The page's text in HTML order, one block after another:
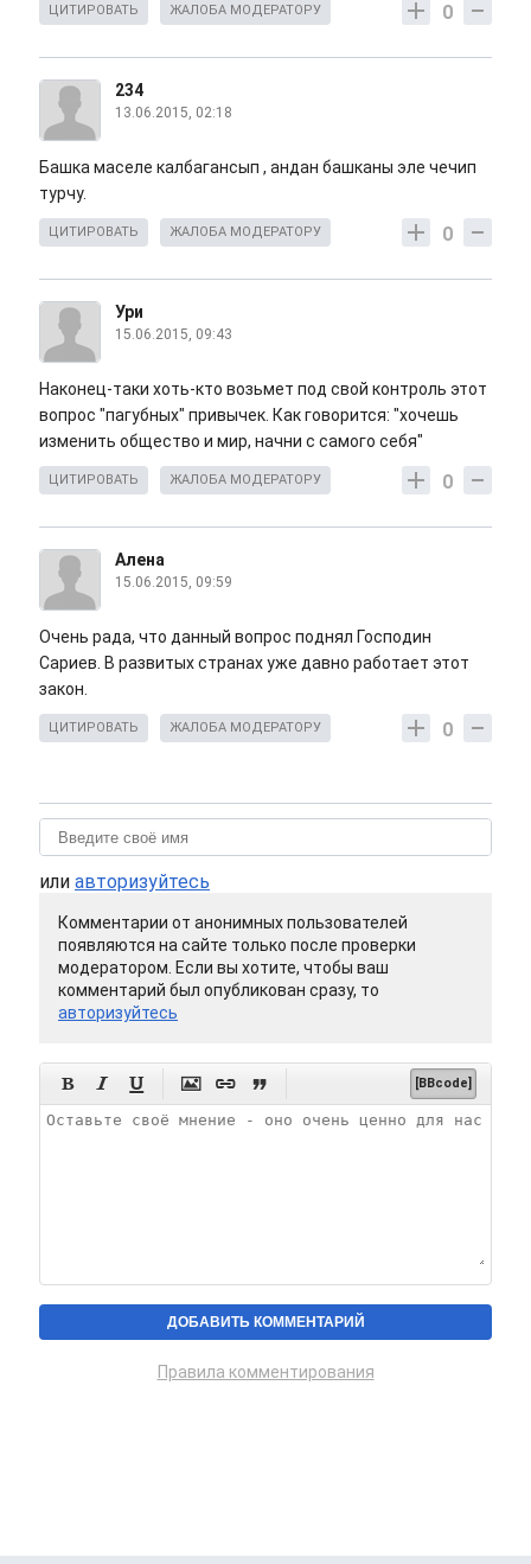
0
ЦИТИРОВАТЬ ЖАЛОБА МОДЕРАТОРУ
234
13.06.2015, 02:18
Башка маселе калбагансып , андан башканы эле чечип
турчу.
0
ЦИТИРОВАТЬ ЖАЛОБА МОДЕРАТОРУ
Ури
15.06.2015, 09:43
Наконец-таки хоть-кто возьмет под свой контроль этот
вопрос "пагубных" привычек. Как говорится: "хочешь
изменить общество и мир, начни с самого себя"
0
ЦИТИРОВАТЬ ЖАЛОБА МОДЕРАТОРУ
Алена
15.06.2015, 09:59
Очень рада, что данный вопрос поднял Господин
Сариев. В развитых странах уже давно работает этот
закон.
0
ЦИТИРОВАТЬ ЖАЛОБА МОДЕРАТОРУ
или авторизуйтесь
Комментарии от анонимных пользователей
появляются на сайте только после проверки
модератором. Если вы хотите, чтобы ваш
комментарий был опубликован сразу, то
авторизуйтесь
      [BBcode]
Правила комментирования